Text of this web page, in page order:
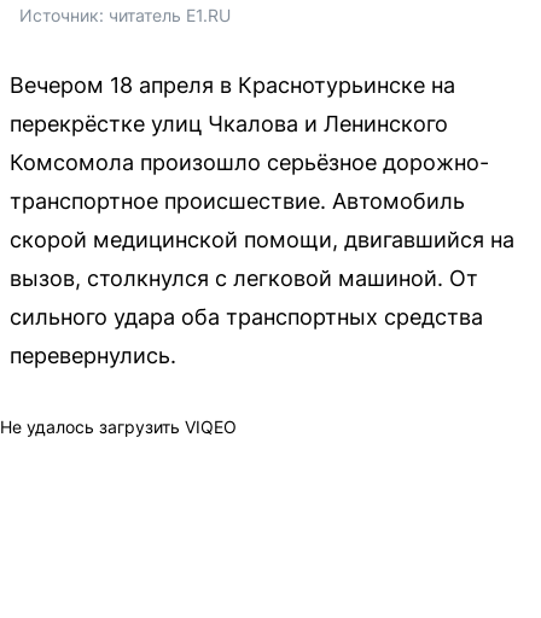
Источник: читатель E1.RU
Вечером 18 апреля в Краснотурьинске на
перекрёстке улиц Чкалова и Ленинского
Комсомола произошло серьёзное дорожно-
транспортное происшествие. Автомобиль
скорой медицинской помощи, двигавшийся на
вызов, столкнулся с легковой машиной. От
сильного удара оба транспортных средства
перевернулись.
Не удалось загрузить VIQEO